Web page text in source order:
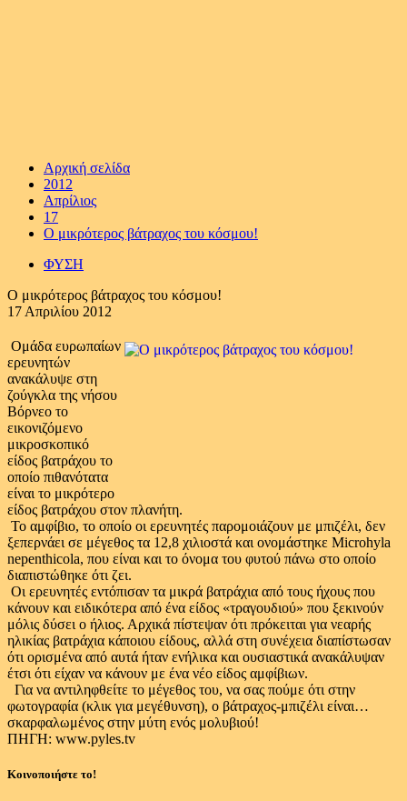
Αρχική σελίδα
2012
Απρίλιος
17
Ο μικρότερος βάτραχος του κόσμου!
ΦΥΣΗ
Ο μικρότερος βάτραχος του κόσμου!
17 Απριλίου 2012
Oμάδα ευρωπαίων
ερευνητών
ανακάλυψε στη
ζούγκλα της νήσου
Βόρνεο το
εικονιζόμενο
μικροσκοπικό
είδος βατράχου το
οποίο πιθανότατα
είναι το μικρότερο
είδος βατράχου στον πλανήτη.
Το αμφίβιο, το οποίο οι ερευνητές παρομοιάζουν με μπιζέλι, δεν
ξεπερνάει σε μέγεθος τα 12,8 χιλιοστά και ονομάστηκε Μicrohyla
nepenthicola, που είναι και το όνομα του φυτού πάνω στο οποίο
διαπιστώθηκε ότι ζει.
Οι ερευνητές εντόπισαν τα μικρά βατράχια από τους ήχους που
κάνουν και ειδικότερα από ένα είδος «τραγουδιού» που ξεκινούν
μόλις δύσει ο ήλιος. Αρχικά πίστεψαν ότι πρόκειται για νεαρής
ηλικίας βατράχια κάποιου είδους, αλλά στη συνέχεια διαπίστωσαν
ότι ορισμένα από αυτά ήταν ενήλικα και ουσιαστικά ανακάλυψαν
έτσι ότι είχαν να κάνουν με ένα νέο είδος αμφίβιων.
Για να αντιληφθείτε το μέγεθος του, να σας πούμε ότι στην
φωτογραφία (κλικ για μεγέθυνση), ο βάτραχος-μπιζέλι είναι…
σκαρφαλωμένος στην μύτη ενός μολυβιού!
ΠΗΓΗ: www.pyles.tv
Κοινοποιήστε το!